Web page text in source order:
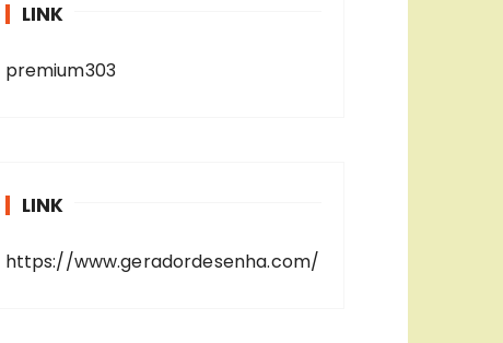
LINK
premium303
LINK
https://www.geradordesenha.com/